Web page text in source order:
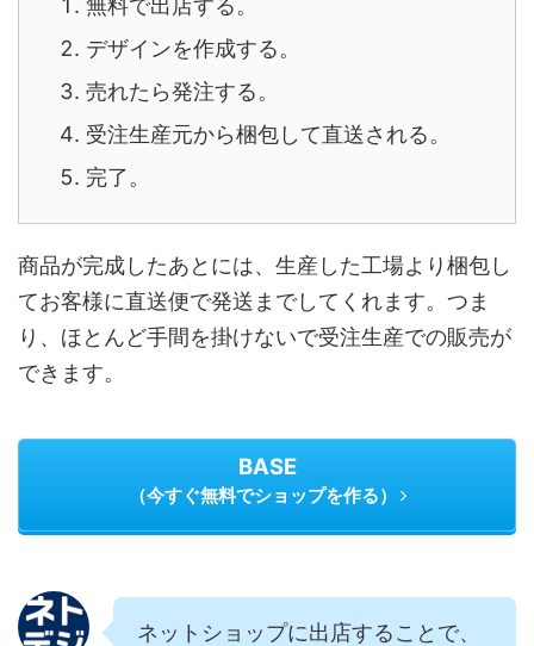
無料で出店する。
デザインを作成する。
売れたら発注する。
受注生産元から梱包して直送される。
完了。
商品が完成したあとには、生産した工場より梱包し
てお客様に直送便で発送までしてくれます。つま
り、ほとんど手間を掛けないで受注生産での販売が
できます。
BASE
（今すぐ無料でショップを作る）
ネットショップに出店することで、